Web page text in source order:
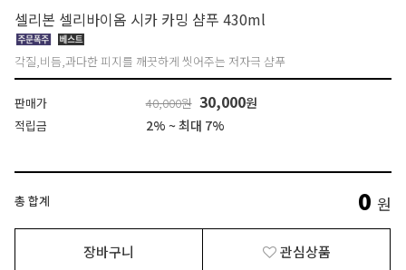
셀리본 셀리바이옴 시카 카밍 샴푸 430ml
각질,비듬,과다한 피지를 깨끗하게 씻어주는 저자극 샴푸
판매가 40,000원 30,000원
적립금 2% ~ 최대 7%
총 합계 0 원
장바구니 관심상품